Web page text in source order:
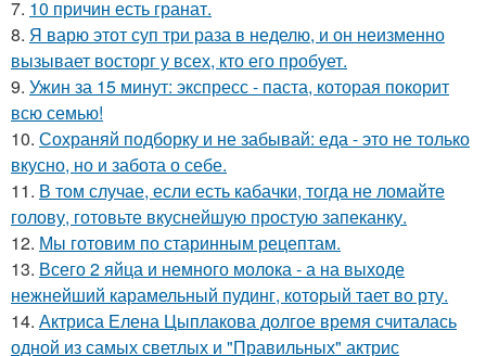
7. 10 причин есть гранат.
8. Я варю этот суп три раза в неделю, и он неизменно
вызывает восторг у всех, кто его пробует.
9. Ужин за 15 минут: экспресс - паста, которая покорит
всю семью!
10. Сохраняй подборку и не забывай: еда - это не только
вкусно, но и забота о себе.
11. В том случае, если есть кабачки, тогда не ломайте
голову, готовьте вкуснейшую простую запеканку.
12. Мы готовим по старинным рецептам.
13. Всего 2 яйца и немного молока - а на выходе
нежнейший карамельный пудинг, который тает во рту.
14. Актриса Елена Цыплакова долгое время считалась
одной из самых светлых и "Правильных" актрис